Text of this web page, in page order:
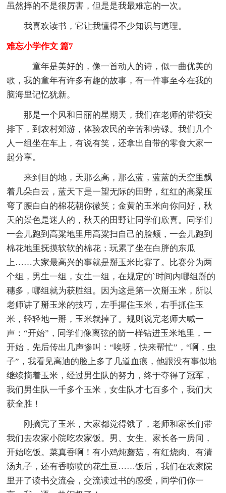
虽然摔的不是很厉害，但是是我最难忘的一次。
我喜欢读书，它让我懂得不少知识与道理。
难忘小学作文 篇7
童年是美好的，像一首动人的诗，似一曲优美的
歌，我的童年有许多有趣的故事，有一件事至今在我的
脑海里记忆犹新。
那是一个风和日丽的星期天，我们在老师的带领安
排下，到农村郊游，体验农民的辛苦和劳碌。我们几个
人一组坐在车上，有说有笑，还拿出自带的零食大家一
起分享。
来到目的地，天那么高，那么蓝，蓝蓝的天空里飘
着几朵白云，蓝天下是一望无际的田野，红红的高粱压
弯了腰白白的棉花朝你微笑；金黄的玉米向你问好，秋
天的景色是迷人的，秋天的田野让同学们欣喜。同学们
一会儿跑到高粱地里用高粱扫自己的脸颊，一会儿跑到
棉花地里抚摸软软的棉花；玩累了坐在白胖的东瓜
上……大家最高兴的事就是掰玉米比赛了。比赛分为两
个组，男生一组，女生一组，在规定的`时间内哪组掰的
穗多，哪组就为获胜组。因为这是第一次掰玉米，所以
老师讲了掰玉米的技巧，左手握住玉米，右手抓住玉
米，轻轻地一掰，玉米就掉了。规则说完老师大喊一
声：“开始”，同学们像离弦的箭一样钻进玉米地里，一
开始，先后传出几声惨叫：“唉呀，快来帮忙”，“啊，虫
子”，我看见高迪的脸上多了几道血痕，他跟没有事似地
继续摘着玉米，经过男生队的努力，终于夺得了冠军，
我们男生队一千多个玉米，女生队才七百多个，我们大
获全胜！
刚摘完了玉米，大家都觉得饿了，老师和家长们带
我们去农家小院吃农家饭。男、女生、家长各一房间，
开始吃饭。菜真香啊！有小鸡炖蘑菇，有红烧肉、有清
汤丸子，还有香喷喷的花生豆……饭后，我们在农家院
里开了读书交流会，交流读过书的感受，同学们你一